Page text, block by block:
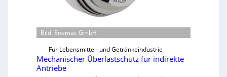
Bild: Enemac GmbH
Für Lebensmittel- und Getränkeindustrie
Mechanischer Überlastschutz für indirekte
Antriebe